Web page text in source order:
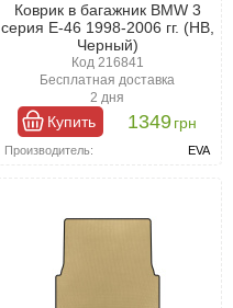
Коврик в багажник BMW 3
серия E-46 1998-2006 гг. (HB,
Черный)
Код 216841
Бесплатная доставка
2 дня
Купить 1349грн
Производитель: EVA